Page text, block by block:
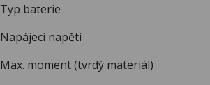
Typ baterie
Napájecí
Max. moment (tvrdý